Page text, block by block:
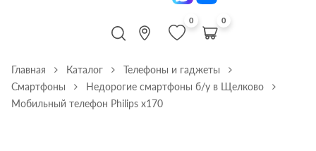
0 0
Главная Каталог
Телефоны и гаджеты
Смартфоны
Недорогие смартфоны б/у в Щелково
Мобильный телефон Philips х170